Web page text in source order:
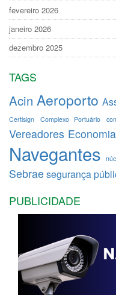
fevereiro 2026
janeiro 2026
dezembro 2025
TAGS
Acin Aeroporto
Certisign Complexo Portuário
Vereadores Economia
Navegantes
Sebrae segurança
PUBLICIDADE